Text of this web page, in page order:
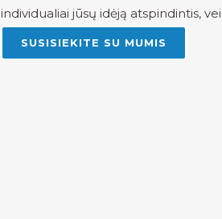
individualiai jūsų idėją atspindintis,
SUSISIEKITE SU MUMIS